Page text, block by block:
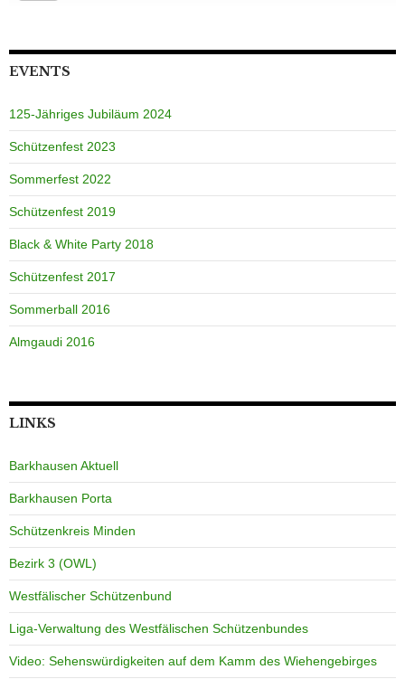
EVENTS
125-Jähriges Jubiläum 2024
Schützenfest 2023
Sommerfest 2022
Schützenfest 2019
Black & White Party 2018
Schützenfest 2017
Sommerball 2016
Almgaudi 2016
LINKS
Barkhausen Aktuell
Barkhausen Porta
Schützenkreis Minden
Bezirk 3 (OWL)
Westfälischer Schützenbund
Liga-Verwaltung des Westfälischen Schützenbundes
Video: Sehenswürdigkeiten auf dem Kamm des Wiehengebirges